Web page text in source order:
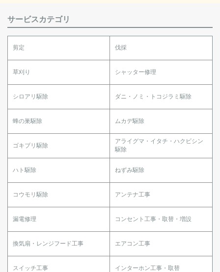
サービスカテゴリ
剪定 伐採
草刈り シャッター修理
シロアリ駆除 ダニ・ノミ・トコジラミ駆除
蜂の巣駆除 ムカデ駆除
ゴキブリ駆除
アライグマ・イタチ・ハクビシン
駆除
ハト駆除 ねずみ駆除
コウモリ駆除 アンテナ工事
漏電修理 コンセント工事・取替・増設
換気扇・レンジフード工事 エアコン工事
スイッチ工事 インターホン工事・取替